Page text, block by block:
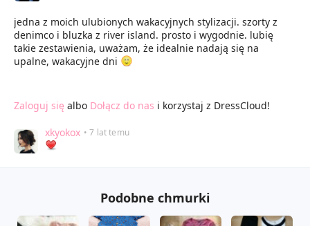
jedna z moich ulubionych wakacyjnych stylizacji. szorty z
denimco i bluzka z river island. prosto i wygodnie. lubię
takie zestawienia, uważam, że idealnie nadają się na
upalne, wakacyjne dni
Zaloguj się albo Dołącz do nas i korzystaj z DressCloud!
xkyokox • 7 lat temu
Podobne chmurki